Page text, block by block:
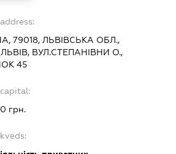
79018, ЛЬВІВСЬКА ОБЛ.,
ВУЛ.СТЕПАНІВНИ О.,
45
грн.